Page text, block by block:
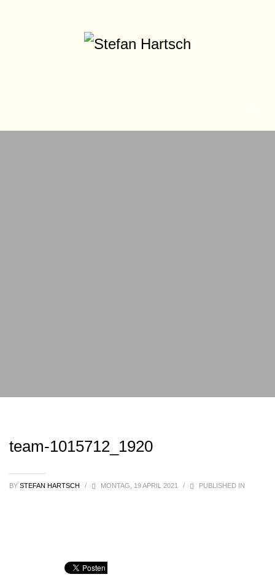
team-1015712_1920
BY STEFAN HARTSCH / MONTAG, 19 APRIL 2021 / PUBLISHED IN